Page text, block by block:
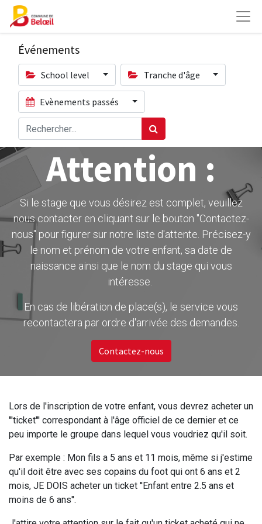
Événements
School level Tranche d'âge
Evènements passés
Attention :
Si le stage que vous désirez est complet, veuillez
nous contacter en cliquant sur le bouton ''Contactez-
nous" pour figurer sur notre liste d'attente. Précisez-y
le nom et prénom de votre enfant, sa date de
naissance ainsi que le nom du stage qui vous
intéresse.
En cas de libération de place(s), le service vous
recontactera par ordre d'arrivée des demandes.
Contactez-nous
Lors de l'inscription de votre enfant, vous devrez acheter un
'''ticket''' correspondant à l'âge officiel de ce dernier et ce
peu importe le groupe dans lequel vous voudriez qu'il soit.
Par exemple : Mon fils a 5 ans et 11 mois, même si j'estime
qu'il doit être avec ses copains du foot qui ont 6 ans et 2
mois, JE DOIS acheter un ticket ''Enfant entre 2.5 ans et
moins de 6 ans''.